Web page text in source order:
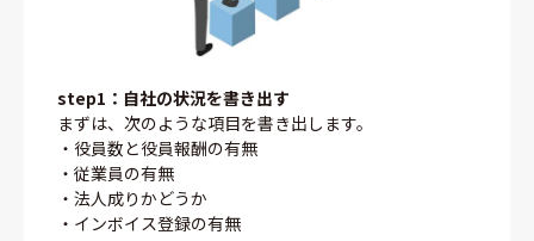
step1：自社の状況を書き出す
まずは、次のような項目を書き出します。
・役員数と役員報酬の有無
・従業員の有無
・法人成りかどうか
・インボイス登録の有無